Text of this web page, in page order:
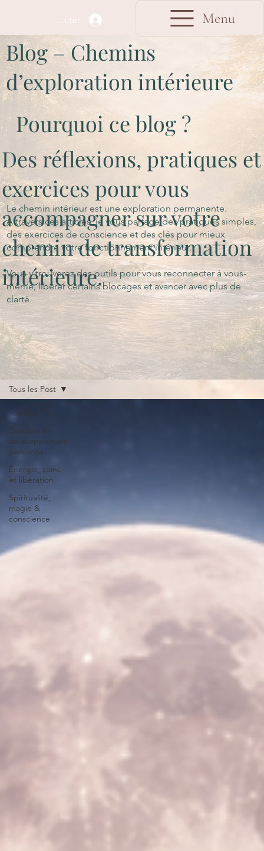
Se connecter Menu
Blog – Chemins
d’exploration intérieure
Des réflexions, pratiques et
exercices pour vous
accompagner sur votre
chemin de transformation
intérieure.
Pourquoi ce blog ?
Le chemin intérieur est une exploration permanente.
À travers ces articles, je vous partage des pratiques simples,
des exercices de conscience et des clés pour mieux
comprendre votre fonctionnement intérieur.
Vous y trouverez des outils pour vous reconnecter à vous-
même, libérer certains blocages et avancer avec plus de
clarté.
Tous les Post
Exercice de
développement
personnel
Énergie, soins
et libération
Spiritualité,
magie &
conscience
Tous les Post